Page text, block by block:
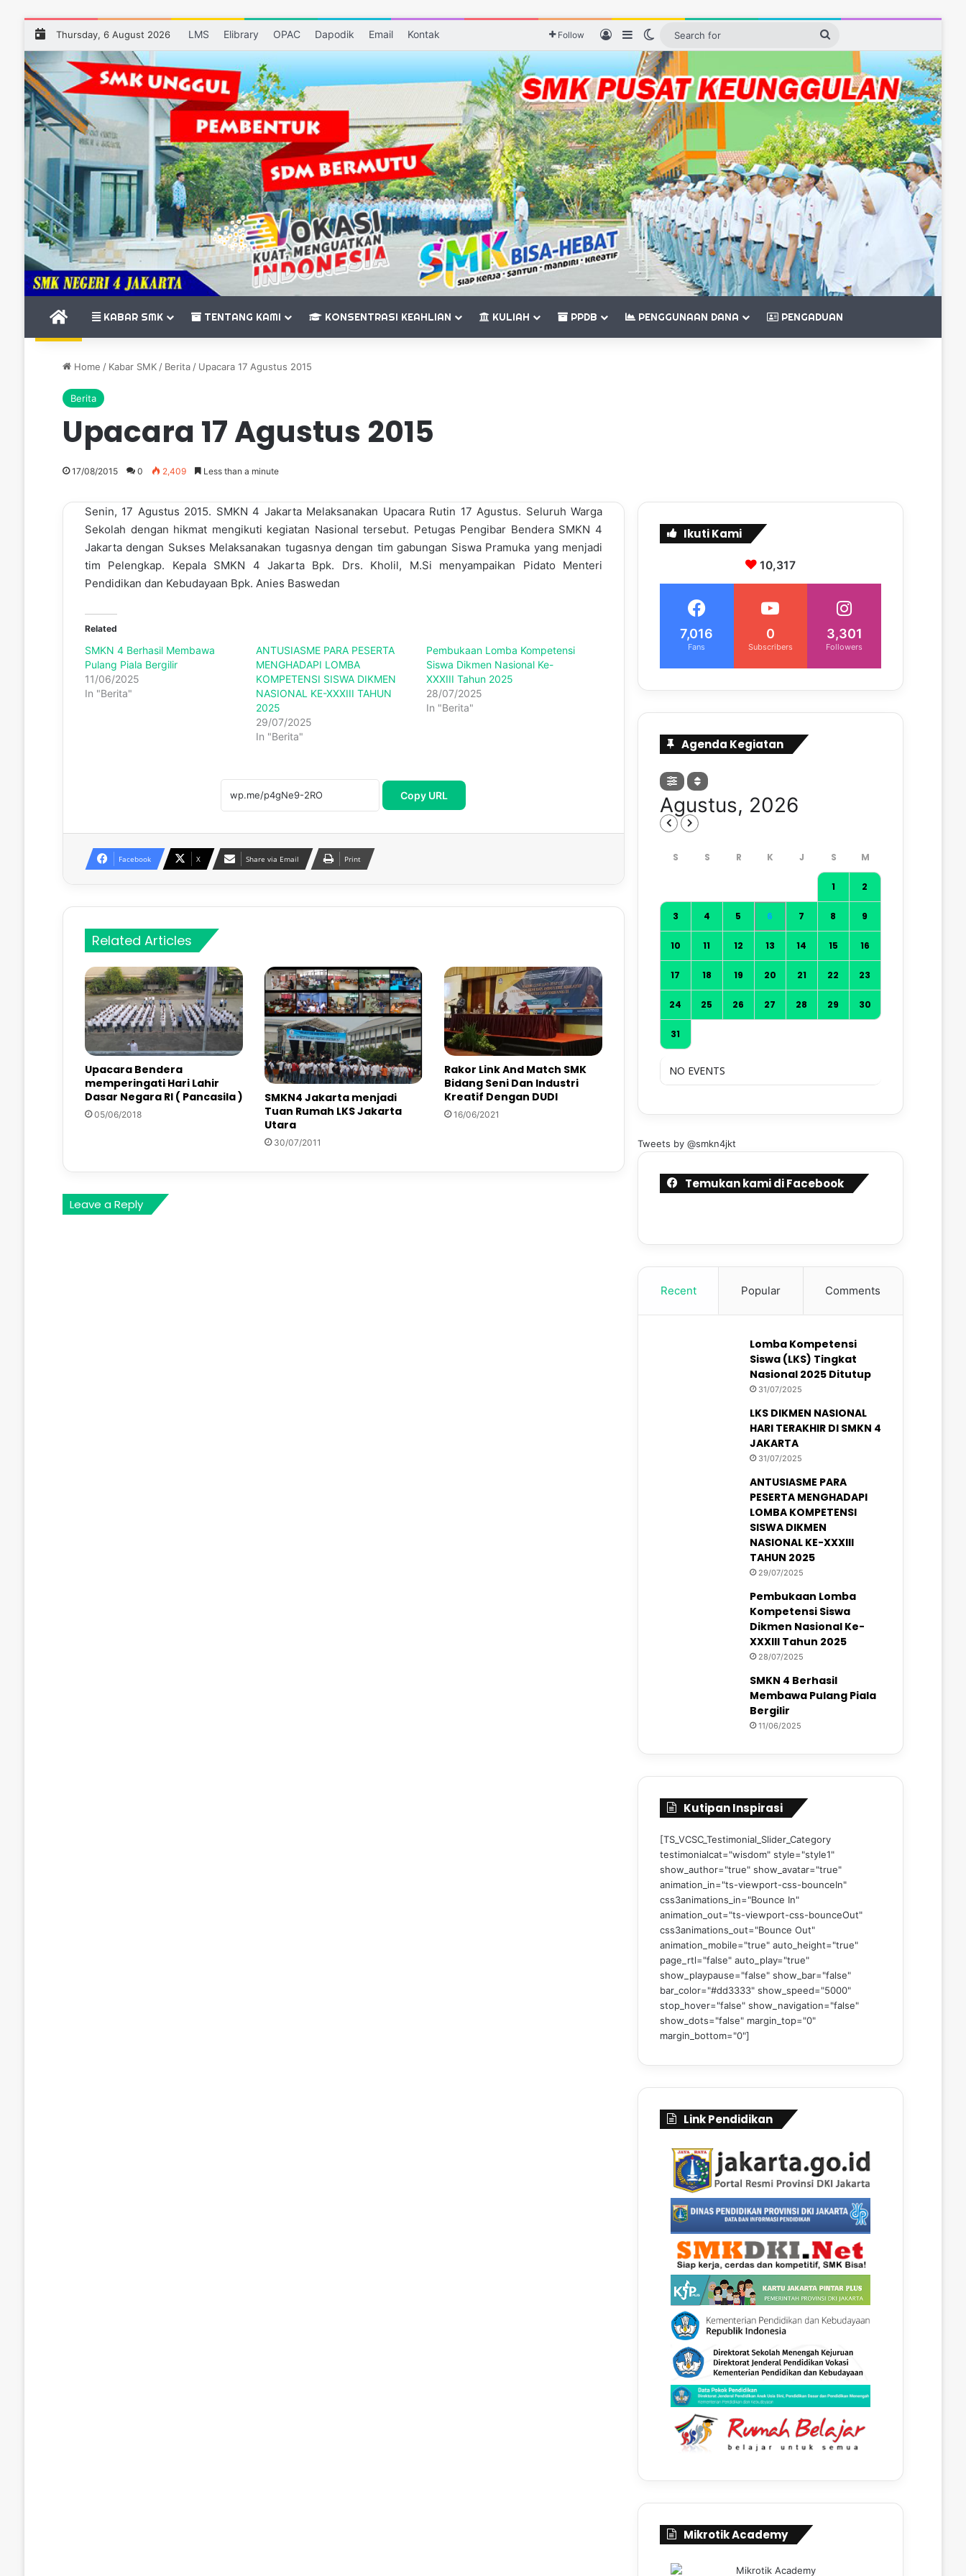
Thursday, 6 August 2026 LMS Elibrary OPAC Dapodik Email Kontak Follow Log InSidebarSwitch skin
BERANDAKABAR SMK TENTANG KAMI KONSENTRASI KEAHLIAN KULIAH PPDB PENGGUNAAN DANA PENGADUAN
Home / Kabar SMK / Berita / Upacara 17 Agustus 2015
Berita
Upacara 17 Agustus 2015
17/08/2015 0 2,409 Less than a minute
Senin, 17 Agustus 2015. SMKN 4 Jakarta Melaksanakan Upacara Rutin 17 Agustus. Seluruh Warga
Sekolah dengan hikmat mengikuti kegiatan Nasional tersebut. Petugas Pengibar Bendera SMKN 4
Jakarta dengan Sukses Melaksanakan tugasnya dengan tim gabungan Siswa Pramuka yang menjadi
tim Pelengkap. Kepala SMKN 4 Jakarta Bpk. Drs. Kholil, M.Si menyampaikan Pidato Menteri
Pendidikan dan Kebudayaan Bpk. Anies Baswedan
Related
SMKN 4 Berhasil Membawa
Pulang Piala Bergilir
11/06/2025
In "Berita"
ANTUSIASME PARA PESERTA
MENGHADAPI LOMBA
KOMPETENSI SISWA DIKMEN
NASIONAL KE-XXXIII TAHUN
2025
29/07/2025
In "Berita"
Pembukaan Lomba Kompetensi
Siswa Dikmen Nasional Ke-
XXXIII Tahun 2025
28/07/2025
In "Berita"
Copy URL
Facebook X Share via Email Print
Related Articles
Upacara Bendera
memperingati Hari Lahir
Dasar Negara RI ( Pancasila )
05/06/2018
SMKN4 Jakarta menjadi
Tuan Rumah LKS Jakarta
Utara
30/07/2011
Rakor Link And Match SMK
Bidang Seni Dan Industri
Kreatif Dengan DUDI
16/06/2021
Leave a Reply
Ikuti Kami
10,317
7,016
Fans
0
Subscribers
3,301
Followers
Agenda Kegiatan
Agustus, 2026
1 2
3 4 5 6 7 8 9
10 11 12 13 14 15 16
17 18 19 20 21 22 23
24 25 26 27 28 29 30
31
NO EVENTS
Tweets by @smkn4jkt
Temukan kami di Facebook
Recent Popular Comments
Lomba Kompetensi
Siswa (LKS) Tingkat
Nasional 2025 Ditutup
31/07/2025
LKS DIKMEN NASIONAL
HARI TERAKHIR DI SMKN 4
JAKARTA
31/07/2025
ANTUSIASME PARA
PESERTA MENGHADAPI
LOMBA KOMPETENSI
SISWA DIKMEN
NASIONAL KE-XXXIII
TAHUN 2025
29/07/2025
Pembukaan Lomba
Kompetensi Siswa
Dikmen Nasional Ke-
XXXIII Tahun 2025
28/07/2025
SMKN 4 Berhasil
Membawa Pulang Piala
Bergilir
11/06/2025
Kutipan Inspirasi
[TS_VCSC_Testimonial_Slider_Category
testimonialcat="wisdom" style="style1"
show_author="true" show_avatar="true"
animation_in="ts-viewport-css-bounceIn"
css3animations_in="Bounce In"
animation_out="ts-viewport-css-bounceOut"
css3animations_out="Bounce Out"
animation_mobile="true" auto_height="true"
page_rtl="false" auto_play="true"
show_playpause="false" show_bar="false"
bar_color="#dd3333" show_speed="5000"
stop_hover="false" show_navigation="false"
show_dots="false" margin_top="0"
margin_bottom="0"]
Link Pendidikan
Mikrotik Academy